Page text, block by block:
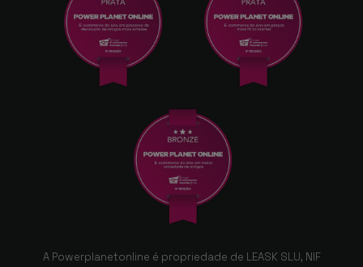
A Powerplanetonline é propriedade de LEASK SLU, NIF